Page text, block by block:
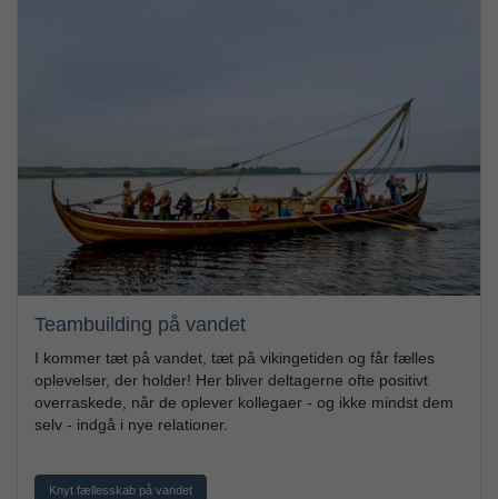
Teambuilding på vandet
I kommer tæt på vandet, tæt på vikingetiden og får fælles
oplevelser, der holder! Her bliver deltagerne ofte positivt
overraskede, når de oplever kollegaer - og ikke mindst dem
selv - indgå i nye relationer.
Knyt fællesskab på vandet